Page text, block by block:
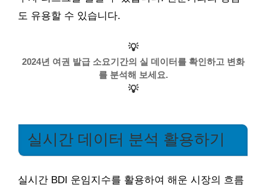
도 유용할 수 있습니다.
💡
2024년 여권 발급 소요기간의 실 데이터를 확인하고 변화
를 분석해 보세요.
💡
실시간 데이터 분석 활용하기
실시간 BDI 운임지수를 활용하여 해운 시장의 흐름